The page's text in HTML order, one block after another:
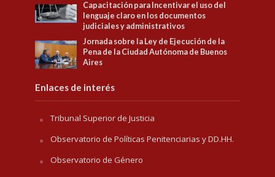
Capacitación para Incentivar el uso del
lenguaje claro en los documentos
judiciales y administrativos
Jornada sobre la Ley de Ejecución de la
Pena de la Ciudad Autónoma de Buenos
Aires
Enlaces de interés
Tribunal Superior de Justicia
Observatorio de Políticas Penitenciarias y DD.HH.
Observatorio de Género